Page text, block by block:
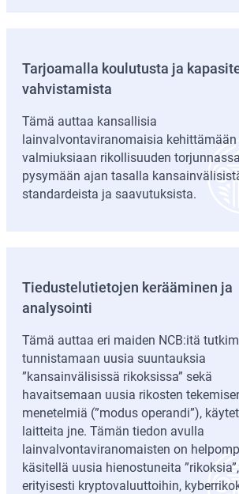
Tarjoamalla koulutusta ja
vahvistamista
Tämä auttaa kansallisia
lainvalvontaviranomaisia kehittämään
valmiuksiaan rikollisuuden
pysymään ajan tasalla
standardeista ja saavutuksista.
Tiedustelutietojen kerääminen ja
analysointi
Tämä auttaa eri maiden NCB:itä
tunnistamaan uusia suuntauksia
”kansainvälisissä rikoksissa” sekä
havaitsemaan uusia rikosten
menetelmiä (”modus operandi”),
laitteita jne. Tämän tiedon avulla
lainvalvontaviranomaisten on
käsitellä uusia hienostuneita ”rikoksia”,
erityisesti kryptovaluuttoihin,